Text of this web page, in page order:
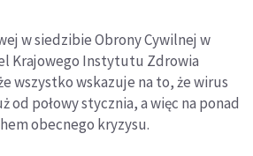
w siedzibie Obrony Cywilnej w
Krajowego Instytutu Zdrowia
wszystko wskazuje na to, że wirus
od połowy stycznia, a więc na ponad
obecnego kryzysu.